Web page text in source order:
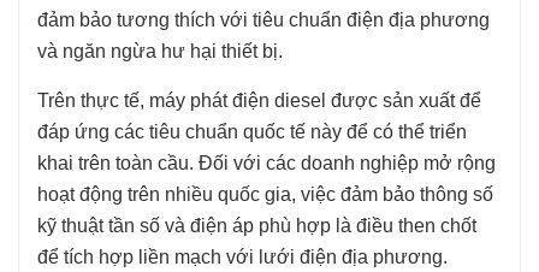
đảm bảo tương thích với tiêu chuẩn điện địa phương
và ngăn ngừa hư hại thiết bị.
Trên thực tế, máy phát điện diesel được sản xuất để
đáp ứng các tiêu chuẩn quốc tế này để có thể triển
khai trên toàn cầu. Đối với các doanh nghiệp mở rộng
hoạt động trên nhiều quốc gia, việc đảm bảo thông số
kỹ thuật tần số và điện áp phù hợp là điều then chốt
để tích hợp liền mạch với lưới điện địa phương.